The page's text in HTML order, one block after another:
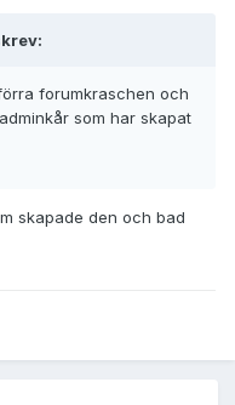
forumkraschen och
som har skapat
skapade den och bad